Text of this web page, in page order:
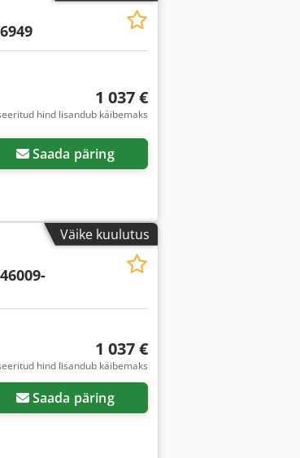
1 037 €
hind lisandub käibemaks
Saada päring
Väike kuulutus
1 037 €
hind lisandub käibemaks
Saada päring